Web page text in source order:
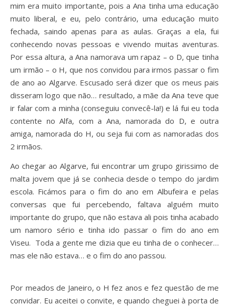
mim era muito importante, pois a Ana tinha uma educação
muito liberal, e eu, pelo contrário, uma educação muito
fechada, saindo apenas para as aulas. Graças a ela, fui
conhecendo novas pessoas e vivendo muitas aventuras.
Por essa altura, a Ana namorava um rapaz – o D, que tinha
um irmão – o H, que nos convidou para irmos passar o fim
de ano ao Algarve. Escusado será dizer que os meus pais
disseram logo que não… resultado, a mãe da Ana teve que
ir falar com a minha (conseguiu convecê-la!) e lá fui eu toda
contente no Alfa, com a Ana, namorada do D, e outra
amiga, namorada do H, ou seja fui com as namoradas dos
2 irmãos.
Ao chegar ao Algarve, fui encontrar um grupo girissimo de
malta jovem que já se conhecia desde o tempo do jardim
escola. Ficámos para o fim do ano em Albufeira e pelas
conversas que fui percebendo, faltava alguém muito
importante do grupo, que não estava ali pois tinha acabado
um namoro sério e tinha ido passar o fim do ano em
Viseu. Toda a gente me dizia que eu tinha de o conhecer…
mas ele não estava… e o fim do ano passou.
Por meados de Janeiro, o H fez anos e fez questão de me
convidar. Eu aceitei o convite, e quando cheguei à porta de